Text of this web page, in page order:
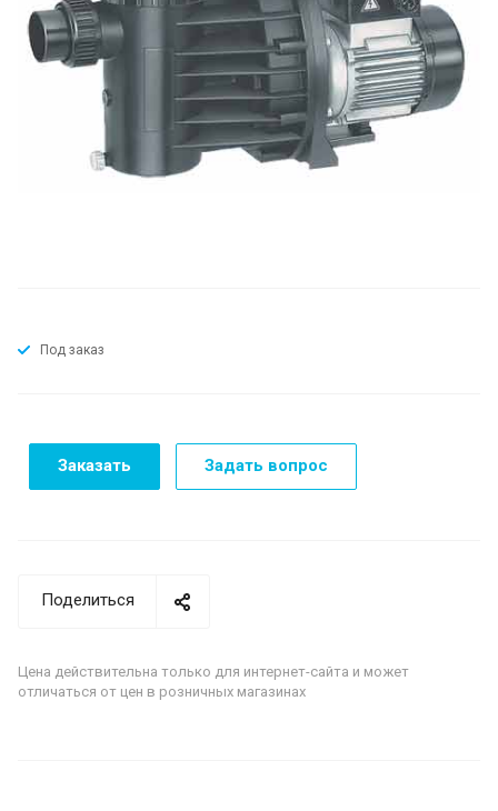
Под заказ
Заказать Задать вопрос
Поделиться
Цена действительна только для интернет-сайта и может
отличаться от цен в розничных магазинах